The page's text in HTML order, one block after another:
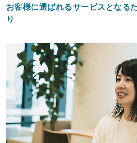
お客様に選ばれるサービスとなる
り